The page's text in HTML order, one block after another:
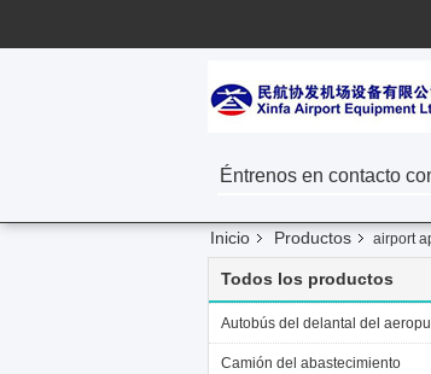
Éntrenos en contacto
Inicio Productos airport
Todos los productos
Autobús del delantal del
Camión del abastecimiento